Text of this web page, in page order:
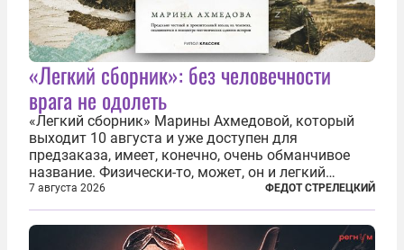
«Легкий сборник»: без человечности
врага не одолеть
«Легкий сборник» Марины Ахмедовой, который
выходит 10 августа и уже доступен для
предзаказа, имеет, конечно, очень обманчивое
название. Физически-то, может, он и легкий
относительно. Но метафизически —
безотносительно тяжелый. Десять рассказов,
каждый из которых напрямую или косвенно (в
основном —...
7 августа 2026 ФЕДОТ СТРЕЛЕЦКИЙ